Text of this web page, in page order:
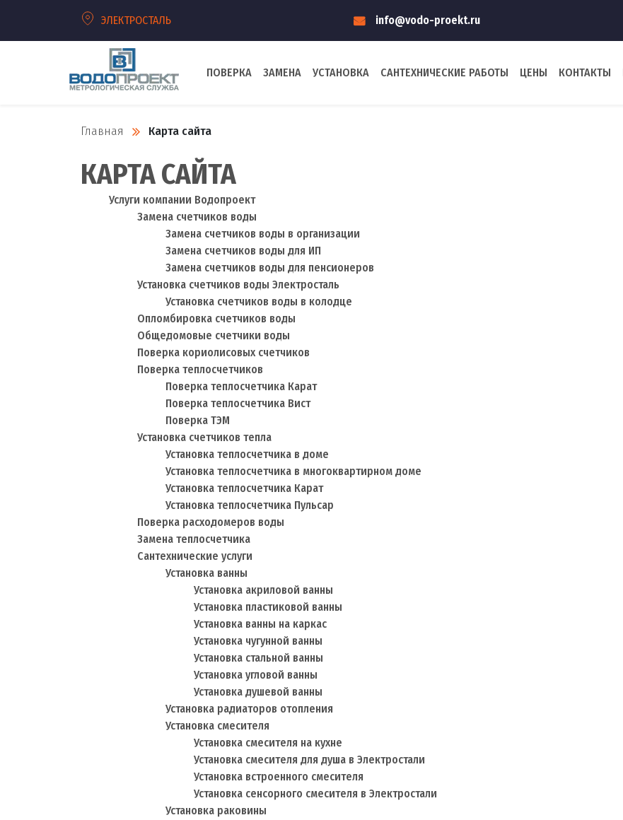
ЭЛЕКТРОСТАЛЬ info@vodo-proekt.ru
ПОВЕРКА ЗАМЕНА УСТАНОВКА САНТЕХНИЧЕСКИЕ РАБОТЫ ЦЕНЫ КОНТАКТЫ
Главная Карта сайта
КАРТА САЙТА
Услуги компании Водопроект
Замена счетчиков воды
Замена счетчиков воды в организации
Замена счетчиков воды для ИП
Замена счетчиков воды для пенсионеров
Установка счетчиков воды Электросталь
Установка счетчиков воды в колодце
Опломбировка счетчиков воды
Общедомовые счетчики воды
Поверка кориолисовых счетчиков
Поверка теплосчетчиков
Поверка теплосчетчика Карат
Поверка теплосчетчика Вист
Поверка ТЭМ
Установка счетчиков тепла
Установка теплосчетчика в доме
Установка теплосчетчика в многоквартирном доме
Установка теплосчетчика Карат
Установка теплосчетчика Пульсар
Поверка расходомеров воды
Замена теплосчетчика
Сантехнические услуги
Установка ванны
Установка акриловой ванны
Установка пластиковой ванны
Установка ванны на каркас
Установка чугунной ванны
Установка стальной ванны
Установка угловой ванны
Установка душевой ванны
Установка радиаторов отопления
Установка смесителя
Установка смесителя на кухне
Установка смесителя для душа в Электростали
Установка встроенного смесителя
Установка сенсорного смесителя в Электростали
Установка раковины